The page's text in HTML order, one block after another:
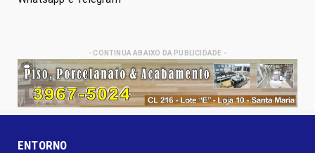
- CONTINUA ABAIXO DA PUBLICIDADE -
ENTORNO